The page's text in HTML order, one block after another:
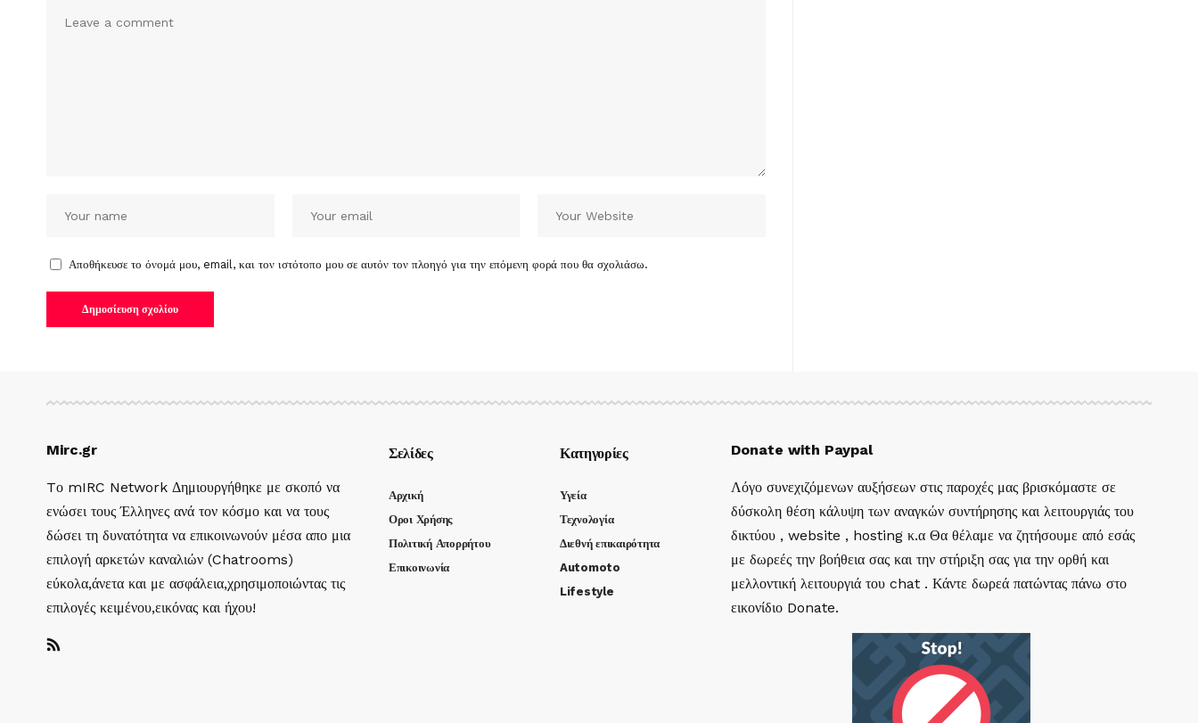
Αποθήκευσε το όνομά μου, email, και τον ιστότοπο μου σε αυτόν τον πλοηγό για την επόμενη φορά που θα σχολιάσω.
Mirc.gr
Tο mIRC Network Δημιουργήθηκε με σκοπό να
ενώσει τους Έλληνες ανά τον κόσμο και να τους
δώσει τη δυνατότητα να επικοινωνούν μέσα απο μια
επιλογή αρκετών καναλιών (Chatrooms)
εύκολα,άνετα και με ασφάλεια,χρησιμοποιώντας τις
επιλογές κειμένου,εικόνας και ήχου!
Σελίδες
Αρχική
Οροι Χρήσης
Πολιτική Απορρήτου
Επικοινωνία
Κατηγορίες
Υγεία
Τεχνολογία
Διεθνή επικαιρότητα
Automoto
Lifestyle
Donate with Paypal
Λόγο συνεχιζόμενων αυξήσεων στις παροχές μας βρισκόμαστε σε
δύσκολη θέση κάλυψη των αναγκών συντήρησης και λειτουργιάς του
δικτύου , website , hosting κ.α Θα θέλαμε να ζητήσουμε από εσάς
με δωρεές την βοήθεια σας και την στήριξη σας για την ορθή και
μελλοντική λειτουργιά του chat . Κάντε δωρεά πατώντας πάνω στο
εικονίδιο Donate.